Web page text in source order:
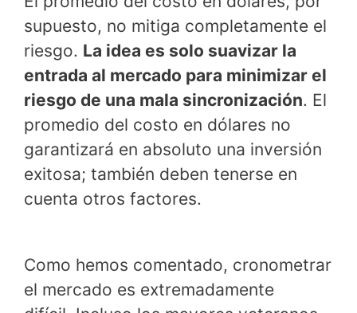
supuesto, no mitiga completamente el
riesgo. La idea es solo suavizar la
entrada al mercado para minimizar el
riesgo de una mala sincronización. El
promedio del costo en dólares no
garantizará en absoluto una inversión
exitosa; también deben tenerse en
cuenta otros factores.
Como hemos comentado, cronometrar
el mercado es extremadamente